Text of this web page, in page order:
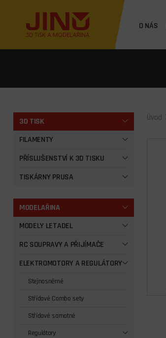
O NÁS
3D TISK
FILAMENTY
PŘÍSLUŠENSTVÍ K 3D TISKU
TISKÁRNY PRUSA
MODELAŘINA
MODELY LETADEL
RC SOUPRAVY A PŘIJÍMAČE
ELEKTROMOTORY A REGULÁTORY
Stejnosněrné
Střídavé Combo sety
Střídavé samotné
Regulátory
Úvod